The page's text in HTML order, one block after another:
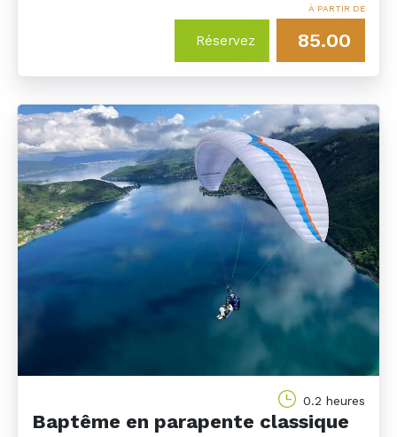
Réservez
À PARTIR DE
85.00
0.2 heures
Baptême en parapente classique